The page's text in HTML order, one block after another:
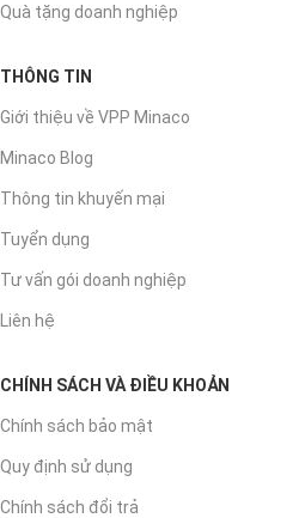
Quà tặng doanh nghiệp
THÔNG TIN
Giới thiệu về VPP Minaco
Minaco Blog
Thông tin khuyến mại
Tuyển dụng
Tư vấn gói doanh nghiệp
Liên hệ
CHÍNH SÁCH VÀ ĐIỀU KHOẢN
Chính sách bảo mật
Quy định sử dụng
Chính sách đổi trả